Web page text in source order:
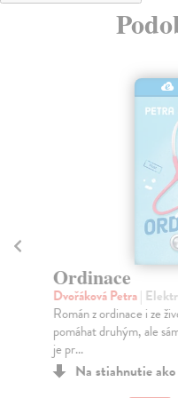
Ordinace
Dvořáková Petra|
Román z ordinace i ze
pomáhat druhým, ale
je pr...
Na stiahnutie ako